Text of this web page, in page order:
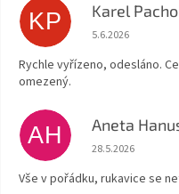
KP Karel
Hodnocení
5.6.2026
Rychle vyřízeno, odesláno.
omezený.
AH Aneta
Hodnocení
28.5.2026
Vše v pořádku, rukavice se